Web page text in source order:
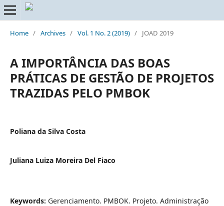
Home / Archives / Vol. 1 No. 2 (2019) / JOAD 2019
A IMPORTÂNCIA DAS BOAS
PRÁTICAS DE GESTÃO DE PROJETOS
TRAZIDAS PELO PMBOK
Poliana da Silva Costa
Juliana Luiza Moreira Del Fiaco
Keywords: Gerenciamento. PMBOK. Projeto. Administração